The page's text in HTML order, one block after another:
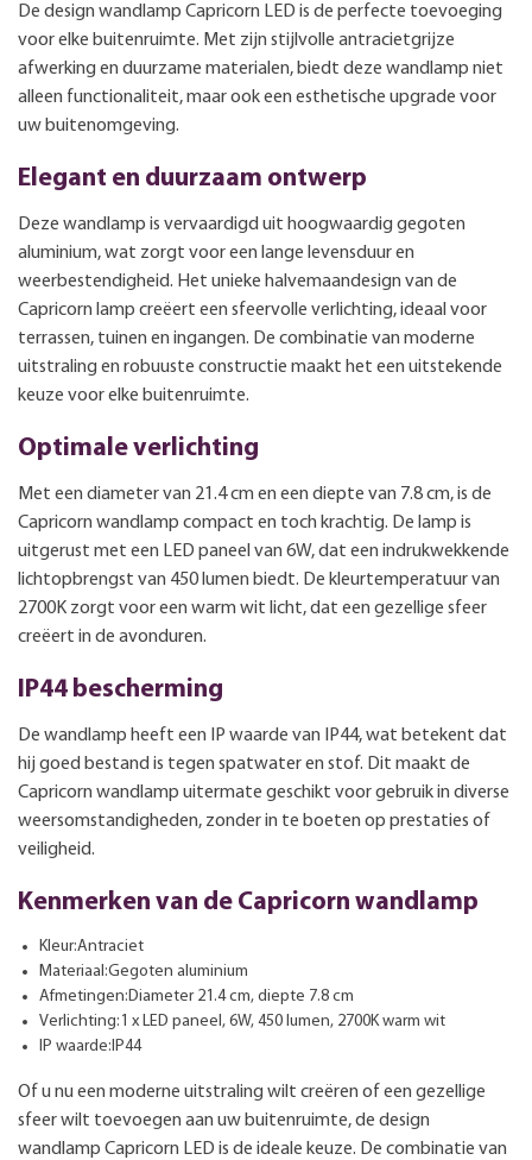
De design wandlamp Capricorn LED is de perfecte toevoeging
voor elke buitenruimte. Met zijn stijlvolle antracietgrijze
afwerking en duurzame materialen, biedt deze wandlamp niet
alleen functionaliteit, maar ook een esthetische upgrade voor
uw buitenomgeving.
Elegant en duurzaam ontwerp
Deze wandlamp is vervaardigd uit hoogwaardig gegoten
aluminium, wat zorgt voor een lange levensduur en
weerbestendigheid. Het unieke halvemaandesign van de
Capricorn lamp creëert een sfeervolle verlichting, ideaal voor
terrassen, tuinen en ingangen. De combinatie van moderne
uitstraling en robuuste constructie maakt het een uitstekende
keuze voor elke buitenruimte.
Optimale verlichting
Met een diameter van 21.4 cm en een diepte van 7.8 cm, is de
Capricorn wandlamp compact en toch krachtig. De lamp is
uitgerust met een LED paneel van 6W, dat een indrukwekkende
lichtopbrengst van 450 lumen biedt. De kleurtemperatuur van
2700K zorgt voor een warm wit licht, dat een gezellige sfeer
creëert in de avonduren.
IP44 bescherming
De wandlamp heeft een IP waarde van IP44, wat betekent dat
hij goed bestand is tegen spatwater en stof. Dit maakt de
Capricorn wandlamp uitermate geschikt voor gebruik in diverse
weersomstandigheden, zonder in te boeten op prestaties of
veiligheid.
Kenmerken van de Capricorn wandlamp
Kleur:Antraciet
Materiaal:Gegoten aluminium
Afmetingen:Diameter 21.4 cm, diepte 7.8 cm
Verlichting:1 x LED paneel, 6W, 450 lumen, 2700K warm wit
IP waarde:IP44
Of u nu een moderne uitstraling wilt creëren of een gezellige
sfeer wilt toevoegen aan uw buitenruimte, de design
wandlamp Capricorn LED is de ideale keuze. De combinatie van